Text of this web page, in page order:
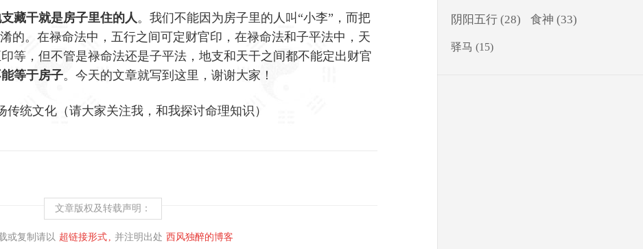
藏干就是房子里住的人。我们不能因为房子里的人叫“小李”，而把
的。在禄命法中，五行之间可定财官印，在禄命法和子平法中，天
等，但不管是禄命法还是子平法，地支和天干之间都不能定出财官
等于房子。今天的文章就写到这里，谢谢大家！
统文化（请大家关注我，和我探讨命理知识）
文章版权及转载声明：
或复制请以 超链接形式 并注明出处 西风独醉的博客
阴阳五行 (28) 食神 (33)
驿马 (15)